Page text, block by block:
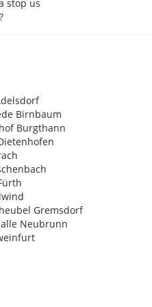
stop us
Birnbaum
Burgthann
Gremsdorf
Neubrunn